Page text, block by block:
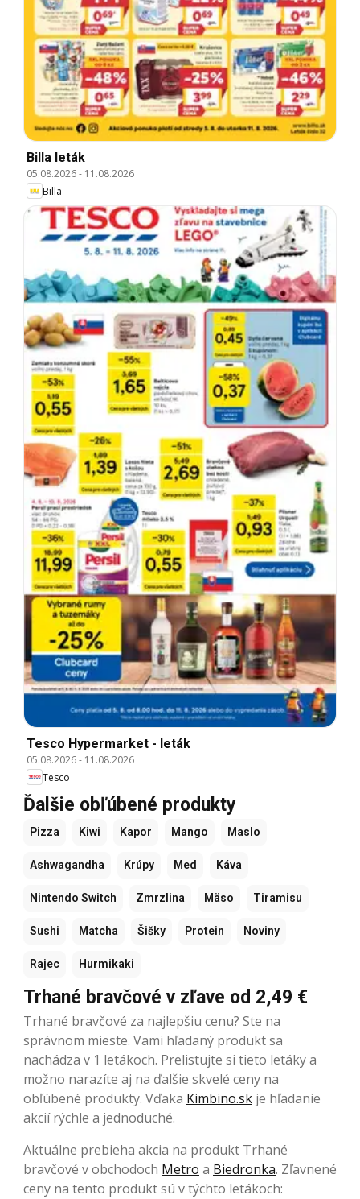
Billa leták
05.08.2026- 11.08.2026
Billa
Tesco Hypermarket - leták
05.08.2026- 11.08.2026
Tesco
Ďalšie obľúbené produkty
Pizza Kiwi Kapor Mango Maslo
Ashwagandha Krúpy Med Káva
Nintendo Switch Zmrzlina Mäso Tiramisu
Sushi Matcha Šišky Protein Noviny
Rajec Hurmikaki
Trhané bravčové v zľave od 2,49 €
Trhané bravčové za najlepšiu cenu? Ste na
správnom mieste. Vami hľadaný produkt sa
nachádza v 1 letákoch. Prelistujte si tieto letáky a
možno narazíte aj na ďalšie skvelé ceny na
obľúbené produkty. Vďaka Kimbino.sk je hľadanie
akcií rýchle a jednoduché.
Aktuálne prebieha akcia na produkt Trhané
bravčové v obchodoch Metro a Biedronka. Zľavnené
ceny na tento produkt sú v týchto letákoch: